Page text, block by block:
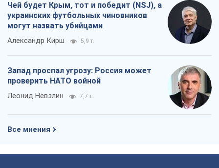
Чей будет Крым, тот и победит (NSJ), а
украинских футбольных чиновников
могут назвать убийцами
Александр Кирш 5,9 т.
Запад проспал угрозу: Россия может
проверить НАТО войной
Леонид Невзлин 7,7 т.
Все мнения